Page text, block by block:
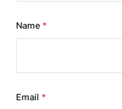
Name *
Email *